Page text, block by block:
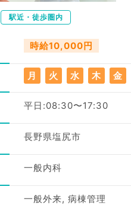
駅近・徒歩圏内
時給10,000円
月 火 水 木 金
平日:08:30〜17:30
長野県塩尻市
一般内科
一般外来, 病棟管理